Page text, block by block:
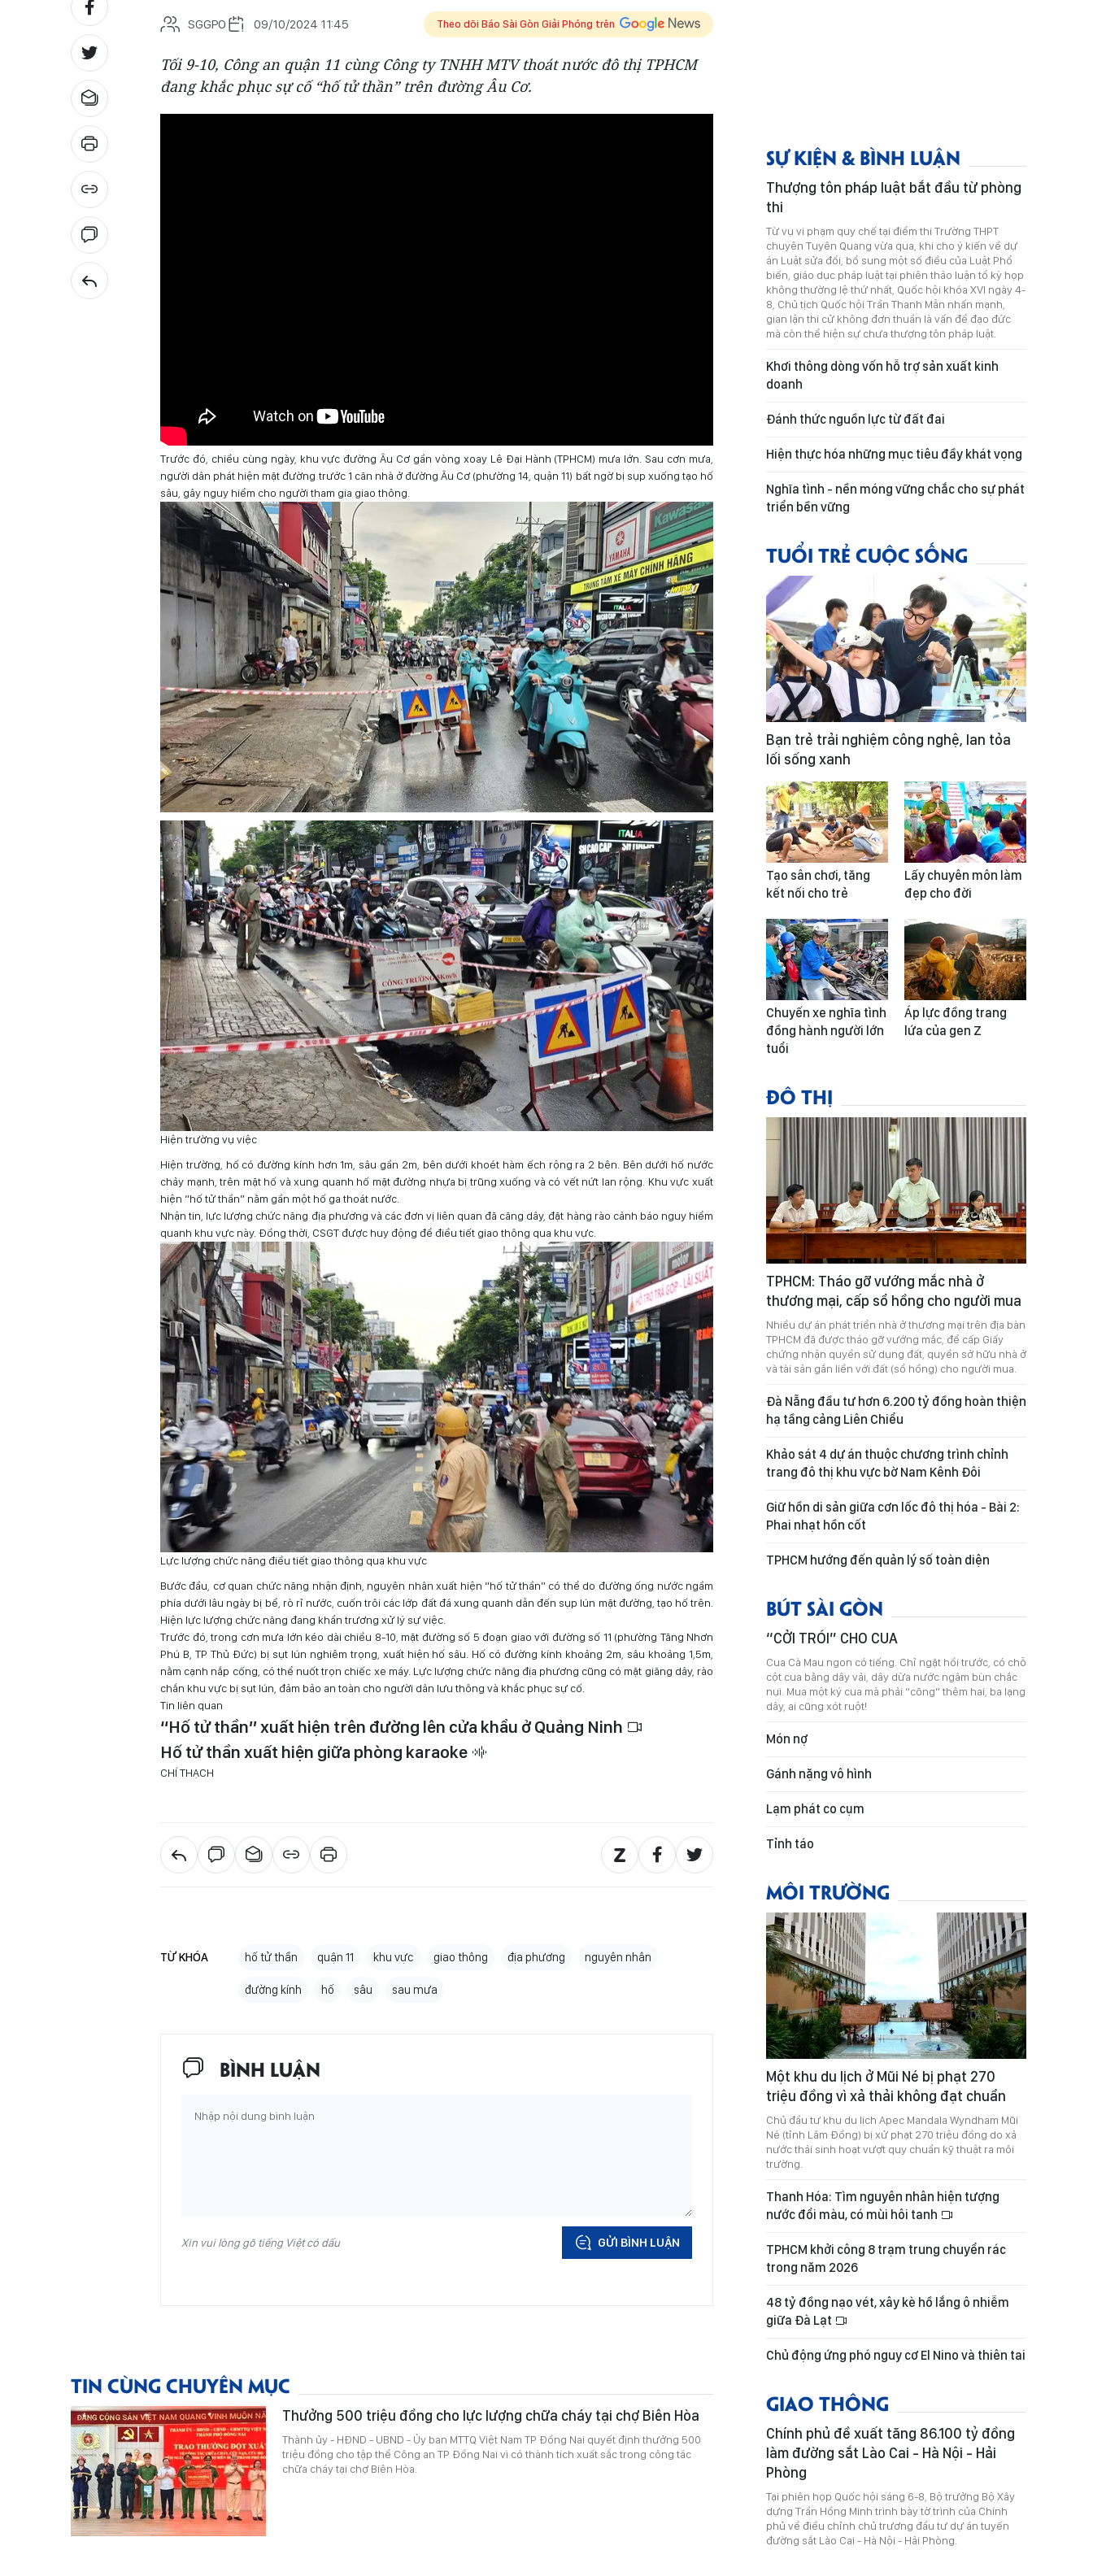
SGGPO 09/10/2024 11:45 Theo dõi Báo Sài Gòn Giải Phóng trên
Tối 9-10, Công an quận 11 cùng Công ty TNHH MTV thoát nước đô thị TPHCM
đang khắc phục sự cố “hố tử thần” trên đường Âu Cơ.
Trước đó, chiều cùng ngày, khu vực đường Âu Cơ gần vòng xoay Lê Đại Hành (TPHCM) mưa lớn. Sau cơn mưa,
người dân phát hiện mặt đường trước 1 căn nhà ở đường Âu Cơ (phường 14, quận 11) bất ngờ bị sụp xuống tạo hố
sâu, gây nguy hiểm cho người tham gia giao thông.
Hiện trường vụ việc
Hiện trường, hố có đường kính hơn 1m, sâu gần 2m, bên dưới khoét hàm ếch rộng ra 2 bên. Bên dưới hố nước
chảy mạnh, trên mặt hố và xung quanh hố mặt đường nhựa bị trũng xuống và có vết nứt lan rộng. Khu vực xuất
hiện “hố tử thần” nằm gần một hố ga thoát nước.
Nhận tin, lực lượng chức năng địa phương và các đơn vị liên quan đã căng dây, đặt hàng rào cảnh báo nguy hiểm
quanh khu vực này. Đồng thời, CSGT được huy động để điều tiết giao thông qua khu vực.
Lực lượng chức năng điều tiết giao thông qua khu vực
Bước đầu, cơ quan chức năng nhận định, nguyên nhân xuất hiện “hố tử thần” có thể do đường ống nước ngầm
phía dưới lâu ngày bị bể, rò rỉ nước, cuốn trôi các lớp đất đá xung quanh dẫn đến sụp lún mặt đường, tạo hố trên.
Hiện lực lượng chức năng đang khẩn trương xử lý sự việc.
Trước đó, trong cơn mưa lớn kéo dài chiều 8-10, mặt đường số 5 đoạn giao với đường số 11 (phường Tăng Nhơn
Phú B, TP Thủ Đức) bị sụt lún nghiêm trọng, xuất hiện hố sâu. Hố có đường kính khoảng 2m, sâu khoảng 1,5m,
nằm cạnh nắp cống, có thể nuốt trọn chiếc xe máy. Lực lượng chức năng địa phương cũng có mặt giăng dây, rào
chắn khu vực bị sụt lún, đảm bảo an toàn cho người dân lưu thông và khắc phục sự cố.
Tin liên quan
“Hố tử thần” xuất hiện trên đường lên cửa khẩu ở Quảng Ninh
Hố tử thần xuất hiện giữa phòng karaoke
CHÍ THẠCH
TỪ KHÓA hố tử thần quận 11 khu vực giao thông địa phương nguyên nhân
đường kính hố sâu sau mưa
BÌNH LUẬN
Xin vui lòng gõ tiếng Việt có dấu GỬI BÌNH LUẬN
TIN CÙNG CHUYÊN MỤC
Thưởng 500 triệu đồng cho lực lượng chữa cháy tại chợ Biên Hòa
Thành ủy - HĐND - UBND - Ủy ban MTTQ Việt Nam TP Đồng Nai quyết định thưởng 500
triệu đồng cho tập thể Công an TP Đồng Nai vì có thành tích xuất sắc trong công tác
chữa cháy tại chợ Biên Hòa.
SỰ KIỆN & BÌNH LUẬN
Thượng tôn pháp luật bắt đầu từ phòng
thi
Từ vụ vi phạm quy chế tại điểm thi Trường THPT
chuyên Tuyên Quang vừa qua, khi cho ý kiến về dự
án Luật sửa đổi, bổ sung một số điều của Luật Phổ
biến, giáo dục pháp luật tại phiên thảo luận tổ kỳ họp
không thường lệ thứ nhất, Quốc hội khóa XVI ngày 4-
8, Chủ tịch Quốc hội Trần Thanh Mẫn nhấn mạnh,
gian lận thi cử không đơn thuần là vấn đề đạo đức
mà còn thể hiện sự chưa thượng tôn pháp luật.
Khơi thông dòng vốn hỗ trợ sản xuất kinh
doanh
Đánh thức nguồn lực từ đất đai
Hiện thực hóa những mục tiêu đầy khát vọng
Nghĩa tình - nền móng vững chắc cho sự phát
triển bền vững
TUỔI TRẺ CUỘC SỐNG
Bạn trẻ trải nghiệm công nghệ, lan tỏa
lối sống xanh
Tạo sân chơi, tăng
kết nối cho trẻ
Lấy chuyên môn làm
đẹp cho đời
Chuyến xe nghĩa tình
đồng hành người lớn
tuổi
Áp lực đồng trang
lứa của gen Z
ĐÔ THỊ
TPHCM: Tháo gỡ vướng mắc nhà ở
thương mại, cấp sổ hồng cho người mua
Nhiều dự án phát triển nhà ở thương mại trên địa bàn
TPHCM đã được tháo gỡ vướng mắc, để cấp Giấy
chứng nhận quyền sử dụng đất, quyền sở hữu nhà ở
và tài sản gắn liền với đất (sổ hồng) cho người mua.
Đà Nẵng đầu tư hơn 6.200 tỷ đồng hoàn thiện
hạ tầng cảng Liên Chiểu
Khảo sát 4 dự án thuộc chương trình chỉnh
trang đô thị khu vực bờ Nam Kênh Đôi
Giữ hồn di sản giữa cơn lốc đô thị hóa - Bài 2:
Phai nhạt hồn cốt
TPHCM hướng đến quản lý số toàn diện
BÚT SÀI GÒN
“CỞI TRÓI” CHO CUA
Cua Cà Mau ngon có tiếng. Chỉ ngặt hồi trước, có chỗ
cột cua bằng dây vải, dây dừa nước ngâm bùn chắc
nụi. Mua một ký cua mà phải “cõng” thêm hai, ba lạng
dây, ai cũng xót ruột!
Món nợ
Gánh nặng vô hình
Lạm phát co cụm
Tỉnh táo
MÔI TRƯỜNG
Một khu du lịch ở Mũi Né bị phạt 270
triệu đồng vì xả thải không đạt chuẩn
Chủ đầu tư khu du lịch Apec Mandala Wyndham Mũi
Né (tỉnh Lâm Đồng) bị xử phạt 270 triệu đồng do xả
nước thải sinh hoạt vượt quy chuẩn kỹ thuật ra môi
trường.
Thanh Hóa: Tìm nguyên nhân hiện tượng
nước đổi màu, có mùi hôi tanh
TPHCM khởi công 8 trạm trung chuyển rác
trong năm 2026
48 tỷ đồng nạo vét, xây kè hồ lắng ô nhiễm
giữa Đà Lạt
Chủ động ứng phó nguy cơ El Nino và thiên tai
GIAO THÔNG
Chính phủ đề xuất tăng 86.100 tỷ đồng
làm đường sắt Lào Cai - Hà Nội - Hải
Phòng
Tại phiên họp Quốc hội sáng 6-8, Bộ trưởng Bộ Xây
dựng Trần Hồng Minh trình bày tờ trình của Chính
phủ về điều chỉnh chủ trương đầu tư dự án tuyến
đường sắt Lào Cai - Hà Nội - Hải Phòng.